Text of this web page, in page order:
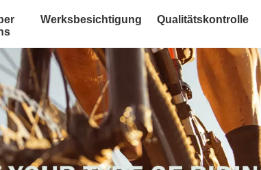
Werksbesichtigung Qualitätskontrolle